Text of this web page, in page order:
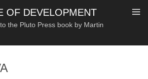
OF DEVELOPMENT
the Pluto Press book by Martin